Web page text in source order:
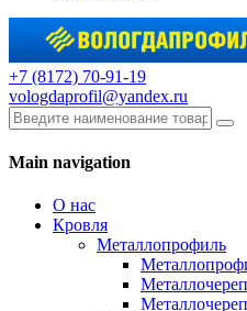
+7 (8172) 70-91-19
vologdaprofil@yandex.ru
Main navigation
О нас
Кровля
Металлопрофиль